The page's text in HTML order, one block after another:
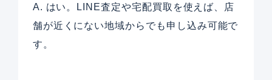
A. はい。LINE査定や宅配買取を使えば、店
舗が近くにない地域からでも申し込み可能で
す。